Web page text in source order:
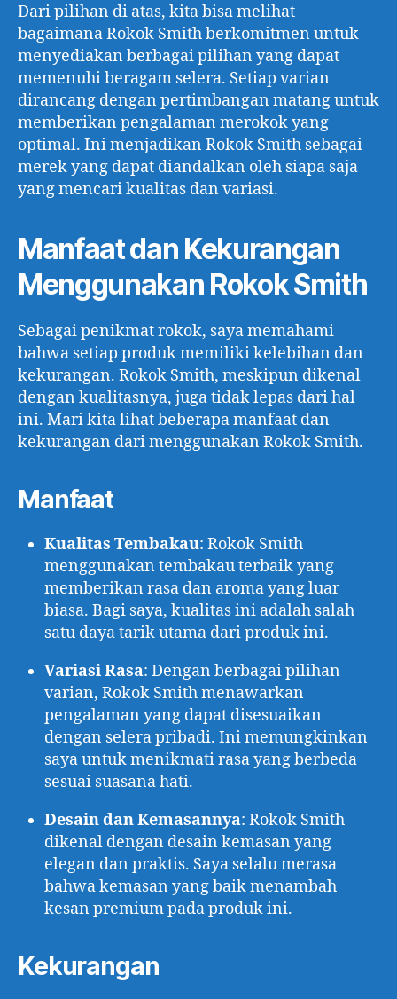
Dari pilihan di atas, kita bisa melihat
bagaimana Rokok Smith berkomitmen untuk
menyediakan berbagai pilihan yang dapat
memenuhi beragam selera. Setiap varian
dirancang dengan pertimbangan matang untuk
memberikan pengalaman merokok yang
optimal. Ini menjadikan Rokok Smith sebagai
merek yang dapat diandalkan oleh siapa saja
yang mencari kualitas dan variasi.
Manfaat dan Kekurangan
Menggunakan Rokok Smith
Sebagai penikmat rokok, saya memahami
bahwa setiap produk memiliki kelebihan dan
kekurangan. Rokok Smith, meskipun dikenal
dengan kualitasnya, juga tidak lepas dari hal
ini. Mari kita lihat beberapa manfaat dan
kekurangan dari menggunakan Rokok Smith.
Manfaat
Kualitas Tembakau: Rokok Smith
menggunakan tembakau terbaik yang
memberikan rasa dan aroma yang luar
biasa. Bagi saya, kualitas ini adalah salah
satu daya tarik utama dari produk ini.
Variasi Rasa: Dengan berbagai pilihan
varian, Rokok Smith menawarkan
pengalaman yang dapat disesuaikan
dengan selera pribadi. Ini memungkinkan
saya untuk menikmati rasa yang berbeda
sesuai suasana hati.
Desain dan Kemasannya: Rokok Smith
dikenal dengan desain kemasan yang
elegan dan praktis. Saya selalu merasa
bahwa kemasan yang baik menambah
kesan premium pada produk ini.
Kekurangan